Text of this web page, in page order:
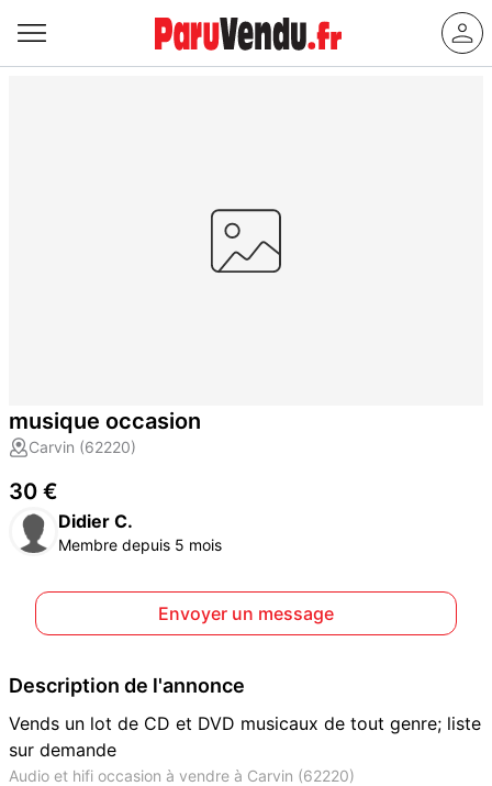
musique occasion
Carvin (62220)
30 €
Didier C.
Membre depuis 5 mois
Envoyer un message
Description de l'annonce
Vends un lot de CD et DVD musicaux de tout genre; liste
sur demande
Audio et hifi occasion à vendre à Carvin (62220)